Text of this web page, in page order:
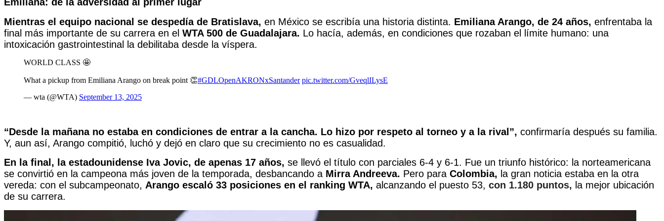
Mientras el equipo nacional se despedía de Bratislava, en México se escribía una historia distinta. Emiliana Arango, de 24 años, enfrentaba la
final más importante de su carrera en el WTA 500 de Guadalajara. Lo hacía, además, en condiciones que rozaban el límite humano: una
intoxicación gastrointestinal la debilitaba desde la víspera.
WORLD CLASS 🤩
What a pickup from Emiliana Arango on break point 👏#GDLOpenAKRONxSantander pic.twitter.com/GveqlILysE
— wta (@WTA) September 13, 2025
“Desde la mañana no estaba en condiciones de entrar a la cancha. Lo hizo por respeto al torneo y a la rival”, confirmaría después su familia.
Y, aun así, Arango compitió, luchó y dejó en claro que su crecimiento no es casualidad.
En la final, la estadounidense Iva Jovic, de apenas 17 años, se llevó el título con parciales 6-4 y 6-1. Fue un triunfo histórico: la norteamericana
se convirtió en la campeona más joven de la temporada, desbancando a Mirra Andreeva. Pero para Colombia, la gran noticia estaba en la otra
vereda: con el subcampeonato, Arango escaló 33 posiciones en el ranking WTA, alcanzando el puesto 53, con 1.180 puntos, la mejor ubicación
de su carrera.